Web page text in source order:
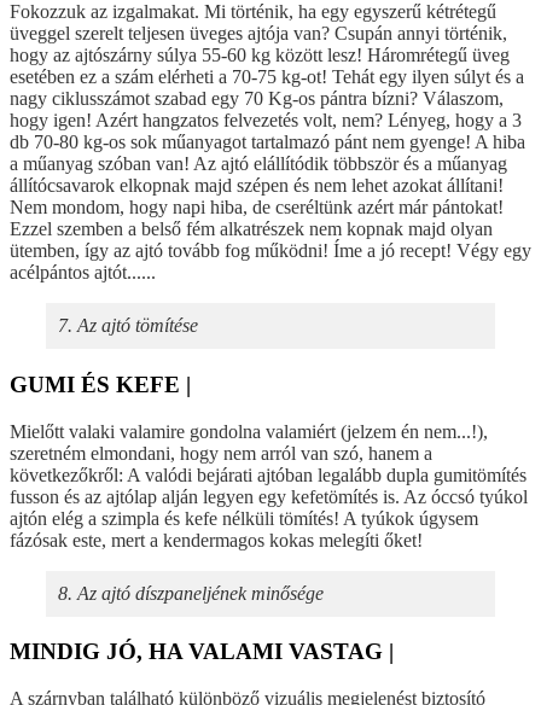
Fokozzuk az izgalmakat. Mi történik, ha egy egyszerű kétrétegű
üveggel szerelt teljesen üveges ajtója van? Csupán annyi történik,
hogy az ajtószárny súlya 55-60 kg között lesz! Háromrétegű üveg
esetében ez a szám elérheti a 70-75 kg-ot! Tehát egy ilyen súlyt és a
nagy ciklusszámot szabad egy 70 Kg-os pántra bízni? Válaszom,
hogy igen! Azért hangzatos felvezetés volt, nem? Lényeg, hogy a 3
db 70-80 kg-os sok műanyagot tartalmazó pánt nem gyenge! A hiba
a műanyag szóban van! Az ajtó elállítódik többször és a műanyag
állítócsavarok elkopnak majd szépen és nem lehet azokat állítani!
Nem mondom, hogy napi hiba, de cseréltünk azért már pántokat!
Ezzel szemben a belső fém alkatrészek nem kopnak majd olyan
ütemben, így az ajtó tovább fog működni! Íme a jó recept! Végy egy
acélpántos ajtót......
7. Az ajtó tömítése
GUMI ÉS KEFE |
Mielőtt valaki valamire gondolna valamiért (jelzem én nem...!),
szeretném elmondani, hogy nem arról van szó, hanem a
következőkről: A valódi bejárati ajtóban legalább dupla gumitömítés
fusson és az ajtólap alján legyen egy kefetömítés is. Az óccsó tyúkol
ajtón elég a szimpla és kefe nélküli tömítés! A tyúkok úgysem
fázósak este, mert a kendermagos kokas melegíti őket!
8. Az ajtó díszpaneljének minősége
MINDIG JÓ, HA VALAMI VASTAG |
A szárnyban található különböző vizuális megjelenést biztosító